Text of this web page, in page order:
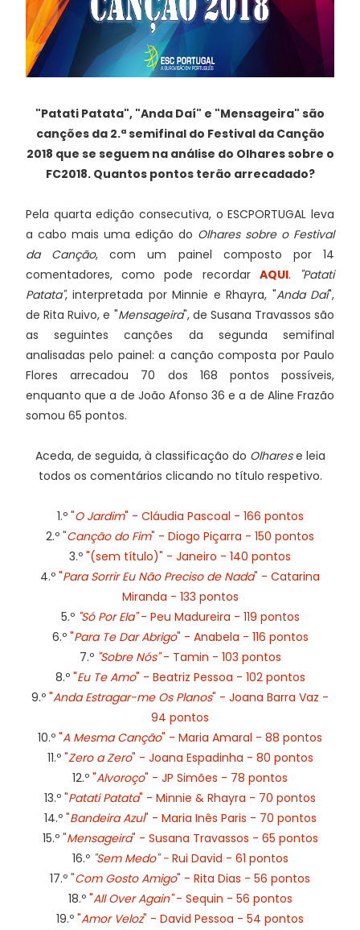
"Patati Patata", "Anda Daí" e "Mensageira" são
canções da 2.ª semifinal do Festival da Canção
2018 que se seguem na análise do Olhares sobre o
FC2018. Quantos pontos terão arrecadado?
Pela quarta edição consecutiva, o ESCPORTUGAL leva
a cabo mais uma edição do Olhares sobre o Festival
da Canção, com um painel composto por 14
comentadores, como pode recordar AQUI. "Patati
Patata", interpretada por Minnie e Rhayra, "Anda Daí",
de Rita Ruivo, e "Mensageira", de Susana Travassos são
as seguintes canções da segunda semifinal
analisadas pelo painel: a canção composta por Paulo
Flores arrecadou 70 dos 168 pontos possíveis,
enquanto que a de João Afonso 36 e a de Aline Frazão
somou 65 pontos.
Aceda, de seguida, à classificação do Olharese leia
todos os comentários clicando no título respetivo.
1.º "O Jardim" - Cláudia Pascoal - 166 pontos
2.º "Canção do Fim" - Diogo Piçarra - 150 pontos
3.º "(sem título)" - Janeiro - 140 pontos
4.º "Para Sorrir Eu Não Preciso de Nada" - Catarina
Miranda - 133 pontos
5.º "Só Por Ela"- Peu Madureira - 119 pontos
6.º "Para Te Dar Abrigo" - Anabela - 116 pontos
7.º "Sobre Nós"- Tamin - 103 pontos
8.º "Eu Te Amo" - Beatriz Pessoa - 102 pontos
9.º "Anda Estragar-me Os Planos" - Joana Barra Vaz -
94 pontos
10.º "A Mesma Canção" - Maria Amaral - 88 pontos
11.º "Zero a Zero" - Joana Espadinha - 80 pontos
12.º "Alvoroço" - JP Simões - 78 pontos
13.º "Patati Patata" - Minnie & Rhayra - 70 pontos
14.º "Bandeira Azul" - Maria Inês Paris - 70 pontos
15.º "Mensageira" - Susana Travassos - 65 pontos
16.º "Sem Medo" - Rui David - 61 pontos
17.º "Com Gosto Amigo" - Rita Dias - 56 pontos
18.º "All Over Again"- Sequin - 56 pontos
19.º "Amor Veloz" - David Pessoa - 54 pontos